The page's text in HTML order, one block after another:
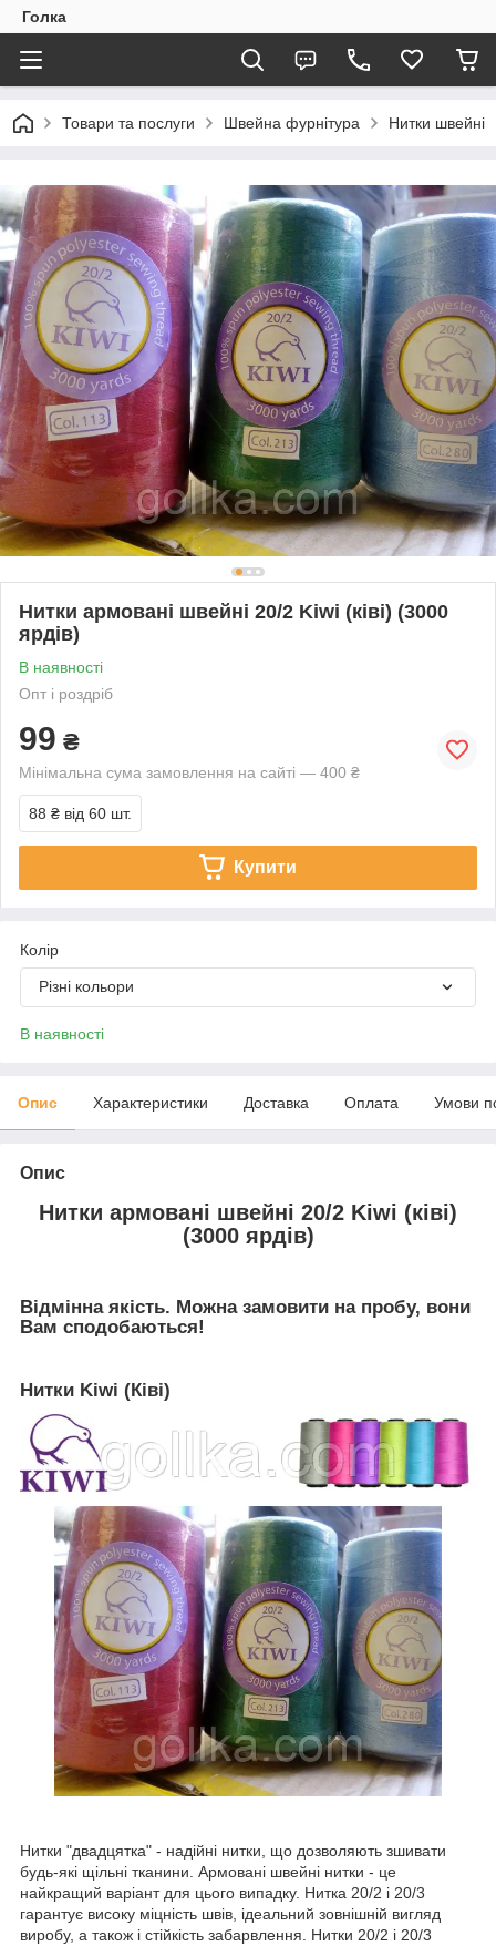
Голка
Товари та послуги Швейна фурнітура Нитки швейні
Нитки армовані швейні 20/2 Kiwi (ківі) (3000
ярдів)
В наявності
Опт і роздріб
99 ₴
Мінімальна сума замовлення на сайті — 400 ₴
88 ₴ від 60 шт.
Купити
Колір
Різні кольори
В наявності
Опис Характеристики Доставка Оплата Умови
Опис
Нитки армовані швейні 20/2 Kiwi (ківі)
(3000 ярдів)
Відмінна якість. Можна замовити на пробу, вони
Вам сподобаються!
Нитки Kiwi (Ківі)
Нитки "двадцятка" - надійні нитки, що дозволяють зшивати
будь-які щільні тканини. Армовані швейні нитки - це
найкращий варіант для цього випадку. Нитка 20/2 і 20/3
гарантує високу міцність швів, ідеальний зовнішній вигляд
виробу, а також і стійкість забарвлення. Нитки 20/2 і 20/3